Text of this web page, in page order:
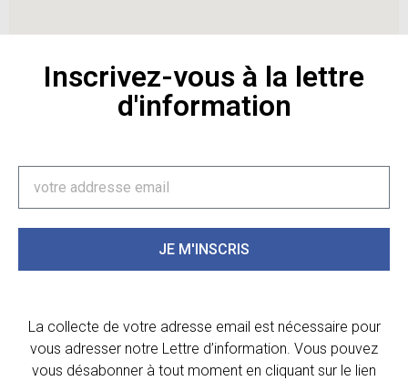
Inscrivez-vous à la lettre
d'information
JE M'INSCRIS
La collecte de votre adresse email est nécessaire pour
vous adresser notre Lettre d’information. Vous pouvez
vous désabonner à tout moment en cliquant sur le lien